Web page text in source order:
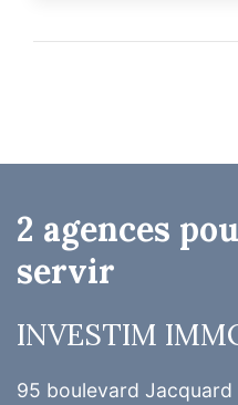
2 agences
servir
INVESTIM
95 boulevard Jacquard